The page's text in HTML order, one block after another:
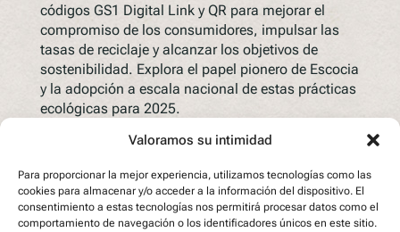
Valoramos su intimidad
Para proporcionar la mejor experiencia, utilizamos tecnologías como las
cookies para almacenar y/o acceder a la información del dispositivo. El
consentimiento a estas tecnologías nos permitirá procesar datos como el
comportamiento de navegación o los identificadores únicos en este sitio.
códigos GS1 Digital Link y QR para mejorar el
compromiso de los consumidores, impulsar las
tasas de reciclaje y alcanzar los objetivos de
sostenibilidad. Explora el papel pionero de Escocia
y la adopción a escala nacional de estas prácticas
ecológicas para 2025.
Seguir leyendo